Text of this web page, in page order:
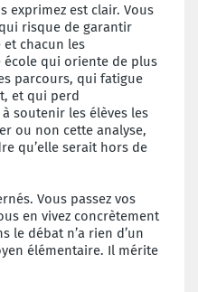
exprimez est clair. Vous
risque de garantir
chacun les
école qui oriente de plus
parcours, qui fatigue
et qui perd
soutenir les élèves les
ou non cette analyse,
qu’elle serait hors de
Vous passez vos
en vivez concrètement
le débat n’a rien d’un
élémentaire. Il mérite